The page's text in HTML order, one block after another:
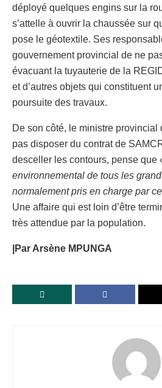
déployé quelques engins sur la
s’attelle à ouvrir la chaussée sur
pose le géotextile. Ses
gouvernement provincial de ne
évacuant la tuyauterie de la
et d’autres objets qui constituent
poursuite des travaux.
De son côté, le ministre provincial
pas disposer du contrat de
desceller les contours, pense que
environnemental de tous les
normalement pris en charge par
Une affaire qui est loin d’être
très attendue par la population.
|Par Arsène MPUNGA